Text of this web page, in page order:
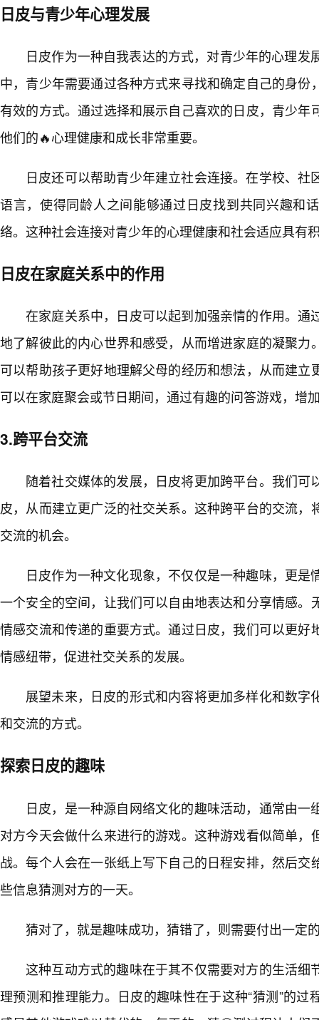
日皮与青少年心理发展
日皮作为一种自我表达的方式，对青少年的心理发
中，青少年需要通过各种方式来寻找和确定自己的身份
有效的方式。通过选择和展示自己喜欢的日皮，青少年
他们的🔥心理健康和成长非常重要。
日皮还可以帮助青少年建立社会连接。在学校、社
语言，使得同龄人之间能够通过日皮找到共同兴趣和
络。这种社会连接对青少年的心理健康和社会适应具有
日皮在家庭关系中的作用
在家庭关系中，日皮可以起到加强亲情的作用。通
地了解彼此的内心世界和感受，从而增进家庭的凝聚力
可以帮助孩子更好地理解父母的经历和想法，从而建
可以在家庭聚会或节日期间，通过有趣的问答游戏，增
3.跨平台交流
随着社交媒体的发展，日皮将更加跨平台。我们可
皮，从而建立更广泛的社交关系。这种跨平台的交流，
交流的机会。
日皮作为一种文化现象，不仅仅是一种趣味，更是
一个安全的空间，让我们可以自由地表达和分享情感。
情感交流和传递的重要方式。通过日皮，我们可以更好
情感纽带，促进社交关系的发展。
展望未来，日皮的形式和内容将更加多样化和数字
和交流的方式。
探索日皮的趣味
日皮，是一种源自网络文化的趣味活动，通常由一
对方今天会做什么来进行的游戏。这种游戏看似简单，
战。每个人会在一张纸上写下自己的日程安排，然后交
些信息猜测对方的一天。
猜对了，就是趣味成功，猜错了，则需要付出一定
这种互动方式的趣味在于其不仅需要对方的生活细
理预测和推理能力。日皮的趣味性在于这种“猜测”的过